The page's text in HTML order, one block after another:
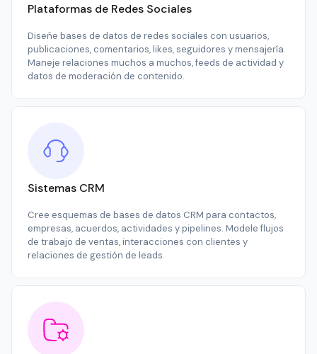
Plataformas de Redes Sociales
Diseñe bases de datos de redes sociales con usuarios,
publicaciones, comentarios, likes, seguidores y mensajería.
Maneje relaciones muchos a muchos, feeds de actividad y
datos de moderación de contenido.
Sistemas CRM
Cree esquemas de bases de datos CRM para contactos,
empresas, acuerdos, actividades y pipelines. Modele flujos
de trabajo de ventas, interacciones con clientes y
relaciones de gestión de leads.